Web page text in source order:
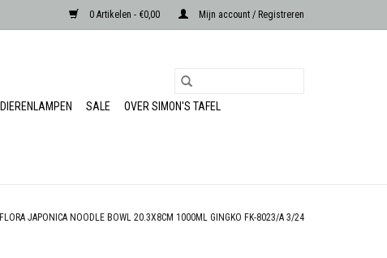
0 Artikelen - €0,00 Mijn account / Registreren
DIERENLAMPEN SALE
OVER SIMON'S TAFEL
FLORA JAPONICA NOODLE BOWL 20.3X8CM 1000ML GINGKO FK-8023/A 3/24